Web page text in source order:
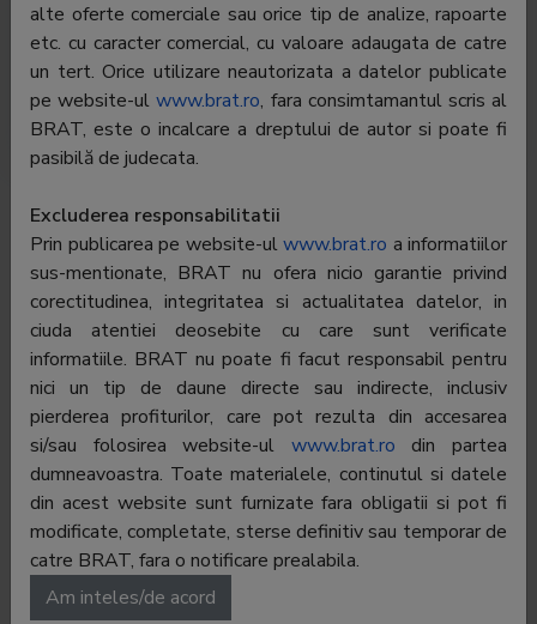
Aici gasesti transmisiunile Live, online, de pe cele 4
canale Digi Sport din: fotbal, tenis, auto, moto, handbal,
baschet, volei, polo, plus competitii care se vad in
exclusivitate pe digisport.ro
Contractor SATI: Digi Romania SA
Director general: Serghei Bulgac
Reprezentant BRAT: Valentin Stirbu
Adresa
Bucuresti, Str. Dr. Staicovici, Nr 75, Sector
5
Telefon: 031-400.44.44
E-mail: valentin.stirbu@digi.ro
Regie publicitate: Digi Romania SA
Departament
publicitate:
alte oferte comerciale sau orice tip de analize, rapoarte
etc. cu caracter comercial, cu valoare adaugata de catre
un tert. Orice utilizare neautorizata a datelor publicate
pe website-ulwww.brat.ro, fara consimtamantul scris al
BRAT, este o incalcare a dreptului de autor si poate fi
pasibilă de judecata.
Excluderea responsabilitatii
Prin publicarea pe website-ulwww.brat.ro a informatiilor
sus-mentionate, BRAT nu ofera nicio garantie privind
corectitudinea, integritatea si actualitatea datelor, in
ciuda atentiei deosebite cu care sunt verificate
informatiile. BRAT nu poate fi facut responsabil pentru
nici un tip de daune directe sau indirecte, inclusiv
pierderea profiturilor, care pot rezulta din accesarea
si/sau folosirea website-ul www.brat.ro din partea
dumneavoastra. Toate materialele, continutul si datele
din acest website sunt furnizate fara obligatii si pot fi
modificate, completate, sterse definitiv sau temporar de
catre BRAT, fara o notificare prealabila.
Am inteles/de acord